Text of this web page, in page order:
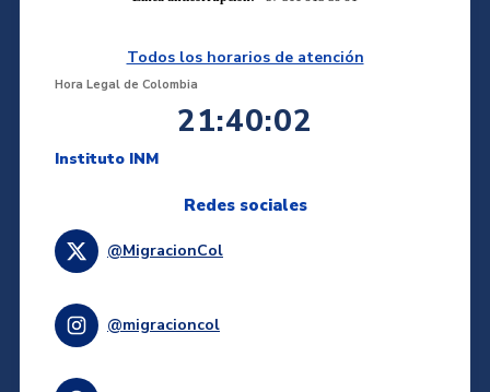
Todos los horarios de atención
Hora Legal de Colombia
21:40:03
Instituto INM
Redes sociales
@MigracionCol
@migracioncol